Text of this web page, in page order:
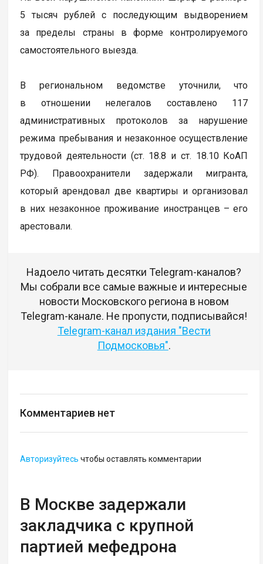
5 тысяч рублей с последующим выдворением
за пределы страны в форме контролируемого
самостоятельного выезда.
В региональном ведомстве уточнили, что
в отношении нелегалов составлено 117
административных протоколов за нарушение
режима пребывания и незаконное осуществление
трудовой деятельности (ст. 18.8 и ст. 18.10 КоАП
РФ). Правоохранители задержали мигранта,
который арендовал две квартиры и организовал
в них незаконное проживание иностранцев – его
арестовали.
Надоело читать десятки Telegram-каналов?
Мы собрали все самые важные и интересные
новости Московского региона в новом
Telegram-канале. Не пропусти, подписывайся!
Telegram-канал издания "Вести
Подмосковья".
Комментариев нет
Авторизуйтесь чтобы оставлять комментарии
В Москве задержали
закладчика с крупной
партией мефедрона